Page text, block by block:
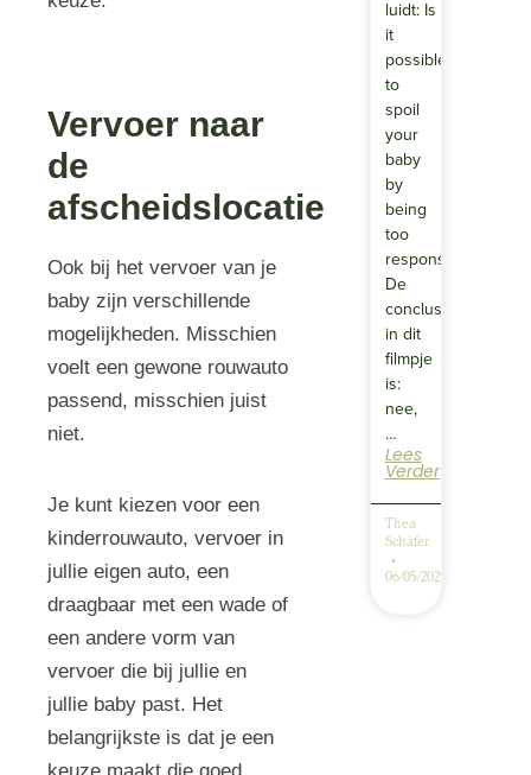
Vervoer naar
de
afscheidslocatie
Ook bij het vervoer van je
baby zijn verschillende
mogelijkheden. Misschien
voelt een gewone rouwauto
passend, misschien juist
niet.
Je kunt kiezen voor een
kinderrouwauto, vervoer in
jullie eigen auto, een
draagbaar met een wade of
een andere vorm van
vervoer die bij jullie en
jullie baby past. Het
belangrijkste is dat je een
luidt: Is
it
possible
to
spoil
your
baby
by
being
too
responsive?
De
conclusie
in dit
filmpje
is:
nee,
…
Lees
Verder
Thea
Schäfer
06/05/2025